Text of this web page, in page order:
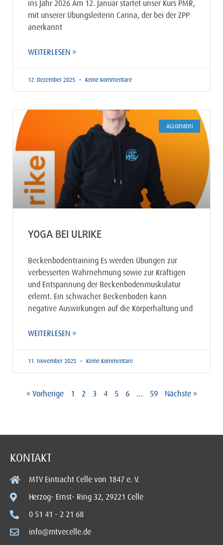
ins Jahr 2026 Am 12. Januar startet unser Kurs PMR,
mit unserer Übungsleiterin Carina, der bei der ZPP
anerkannt
WEITERLESEN »
12. Dezember 2025 Keine Kommentare
ALLGEMEIN
YOGA BEI ULRIKE
Beckenbodentraining Es werden Übungen zur
verbesserten Wahrnehmung sowie zur Kräftigen
und Entspannung der Beckenbodenmuskulatur
erlernt. Ein schwacher Beckenboden kann
negative Auswirkungen auf die Körperhaltung und
WEITERLESEN »
11. November 2025 Keine Kommentare
« Vorherige 1 2 3 4 5 6 … 59 Nächste »
KONTAKT
MTV Eintracht Celle von 1847 e. V.
Herzog- Ernst- Ring 32, 29221 Celle
0 51 41 - 2 21 68
info@mtvecelle.de